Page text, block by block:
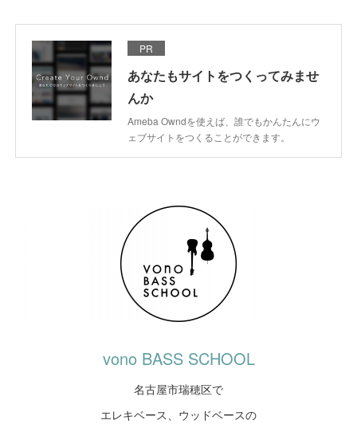
PR
あなたもサイトをつくってみませ
んか
Ameba Owndを使えば、誰でもかんたんにウ
ェブサイトをつくることができます。
vono BASS SCHOOL
名古屋市瑞穂区で
エレキベース、ウッドベースの